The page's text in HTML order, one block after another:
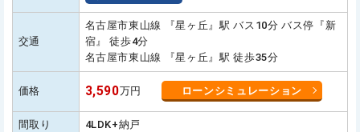
交通
名古屋市東山線 『星ヶ丘』駅 バス10分 バス停『新
宿』 徒歩4分
名古屋市東山線 『星ヶ丘』駅 徒歩35分
価格 3,590万円 ローンシミュレーション
間取り 4LDK+納戸